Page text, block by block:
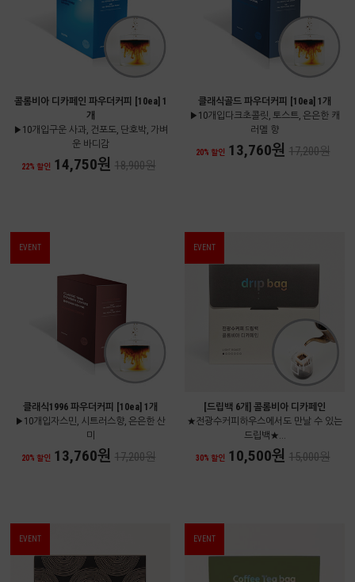
콜롬비아 디카페인 파우더커피 [10ea] 1
개
▶10개입구운 사과, 건포도, 단호박, 가벼
운 바디감
22% 할인 14,750원 18,900원
클래식골드 파우더커피 [10ea] 1개
▶10개입다크초콜릿, 토스트, 은은한 캐
러멜 향
20% 할인 13,760원 17,200원
EVENT
클래식1996 파우더커피 [10ea] 1개
▶10개입자스민, 시트러스향, 은은한 산
미
20% 할인 13,760원 17,200원
EVENT
[드립백 6개] 콜롬비아 디카페인
★전광수커피하우스에서도 만날 수 있는
드립백★...
30% 할인 10,500원 15,000원
EVENT EVENT